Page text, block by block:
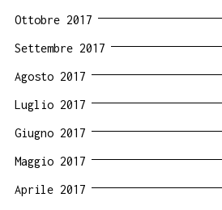
Ottobre 2017
Settembre 2017
Agosto 2017
Luglio 2017
Giugno 2017
Maggio 2017
Aprile 2017